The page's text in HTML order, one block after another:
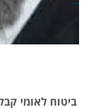
ביטוח לאומי